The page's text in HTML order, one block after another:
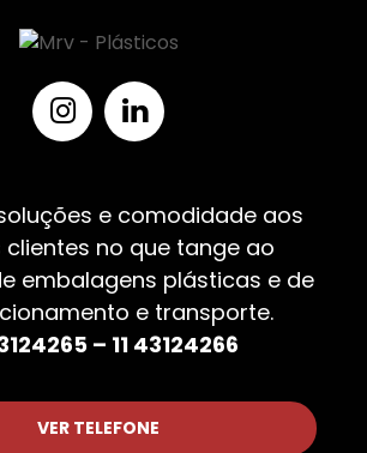
e comodidade aos
clientes no que tange ao
embalagens plásticas e de
e transporte.
– 11 43124266
VER TELEFONE